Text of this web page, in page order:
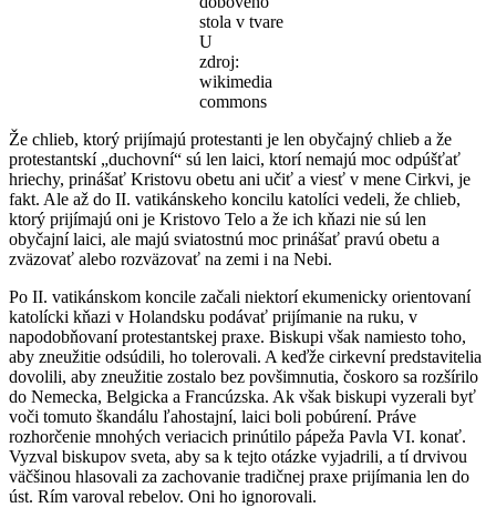
stola v tvare
U
zdroj:
wikimedia
commons
Že chlieb, ktorý prijímajú protestanti je len obyčajný chlieb a že
protestantskí „duchovní“ sú len laici, ktorí nemajú moc odpúšťať
hriechy, prinášať Kristovu obetu ani učiť a viesť v mene Cirkvi, je
fakt. Ale až do II. vatikánskeho koncilu katolíci vedeli, že chlieb,
ktorý prijímajú oni je Kristovo Telo a že ich kňazi nie sú len
obyčajní laici, ale majú sviatostnú moc prinášať pravú obetu a
zväzovať alebo rozväzovať na zemi i na Nebi.
Po II. vatikánskom koncile začali niektorí ekumenicky orientovaní
katolícki kňazi v Holandsku podávať prijímanie na ruku, v
napodobňovaní protestantskej praxe. Biskupi však namiesto toho,
aby zneužitie odsúdili, ho tolerovali. A keďže cirkevní predstavitelia
dovolili, aby zneužitie zostalo bez povšimnutia, čoskoro sa rozšírilo
do Nemecka, Belgicka a Francúzska. Ak však biskupi vyzerali byť
voči tomuto škandálu ľahostajní, laici boli pobúrení. Práve
rozhorčenie mnohých veriacich prinútilo pápeža Pavla VI. konať.
Vyzval biskupov sveta, aby sa k tejto otázke vyjadrili, a tí drvivou
väčšinou hlasovali za zachovanie tradičnej praxe prijímania len do
úst. Rím varoval rebelov. Oni ho ignorovali.